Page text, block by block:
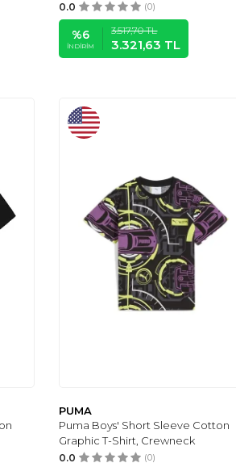
0.0 (0)
%6
İNDIRIM
3.517,70TL
3.321,63 TL
PUMA
Puma Boys' Short Sleeve Cotton
Graphic T-Shirt, Crewneck
0.0 (0)